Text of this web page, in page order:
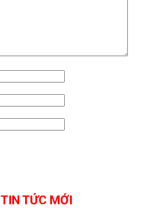
TIN TỨC MỚI